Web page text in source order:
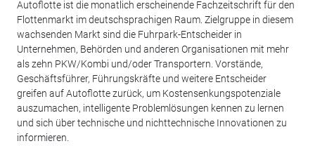
Autoflotte ist die monatlich erscheinende Fachzeitschrift für den
Flottenmarkt im deutschsprachigen Raum. Zielgruppe in diesem
wachsenden Markt sind die Fuhrpark-Entscheider in
Unternehmen, Behörden und anderen Organisationen mit mehr
als zehn PKW/Kombi und/oder Transportern. Vorstände,
Geschäftsführer, Führungskräfte und weitere Entscheider
greifen auf Autoflotte zurück, um Kostensenkungspotenziale
auszumachen, intelligente Problemlösungen kennen zu lernen
und sich über technische und nichttechnische Innovationen zu
informieren.